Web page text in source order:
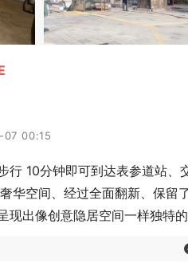
07 00:15
行 10分钟即可到达表参道站
华空间、经过全面翻新、保留
现出像创意隐居空间一样独特